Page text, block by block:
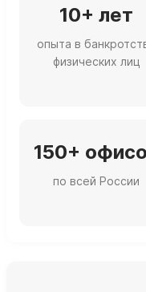
10+ лет
опыта в
физических лиц
150+
по всей России